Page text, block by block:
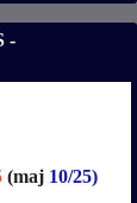
-
(maj 10/25)